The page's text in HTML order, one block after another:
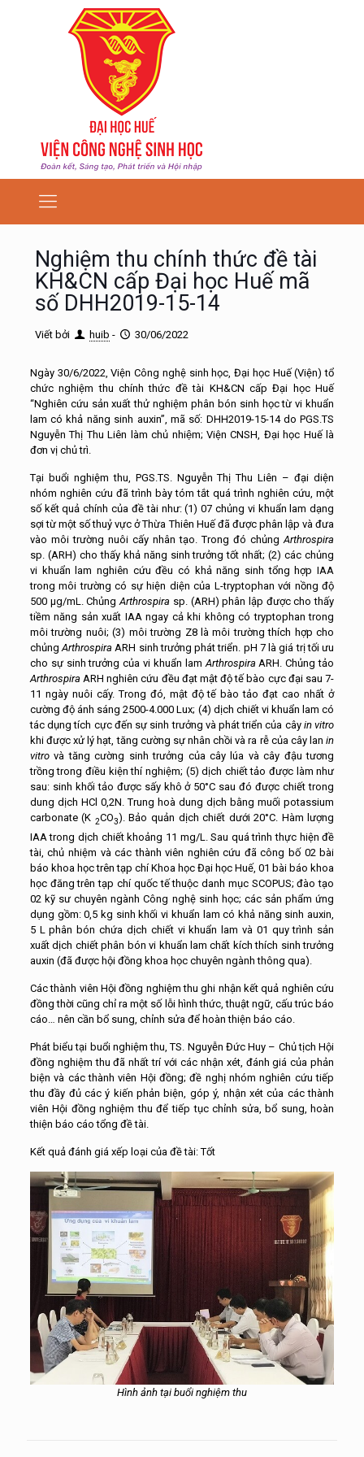
Nghiệm thu chính thức đề tài
KH&CN cấp Đại học Huế mã
số DHH2019-15-14
Viết bởi huib - 30/06/2022
Ngày 30/6/2022, Viện Công nghệ sinh học, Đại học Huế (Viện) tổ
chức nghiệm thu chính thức đề tài KH&CN cấp Đại học Huế
“Nghiên cứu sản xuất thử nghiệm phân bón sinh học từ vi khuẩn
lam có khả năng sinh auxin”, mã số: DHH2019-15-14 do PGS.TS
Nguyễn Thị Thu Liên làm chủ nhiệm; Viện CNSH, Đại học Huế là
đơn vị chủ trì.
Tại buổi nghiệm thu, PGS.TS. Nguyễn Thị Thu Liên – đại diện
nhóm nghiên cứu đã trình bày tóm tắt quá trình nghiên cứu, một
số kết quả chính của đề tài như: (1) 07 chủng vi khuẩn lam dạng
sợi từ một số thuỷ vực ở Thừa Thiên Huế đã được phân lập và đưa
vào môi trường nuôi cấy nhân tạo. Trong đó chủngArthrospira
sp. (ARH) cho thấy khả năng sinh trưởng tốt nhất; (2) các chủng
vi khuẩn lam nghiên cứu đều có khả năng sinh tổng hợp IAA
trong môi trường có sự hiện diện của L-tryptophan với nồng độ
500 µg/mL. ChủngArthrospira sp. (ARH) phân lập được cho thấy
tiềm năng sản xuất IAA ngay cả khi không có tryptophan trong
môi trường nuôi; (3) môi trường Z8 là môi trường thích hợp cho
chủngArthrospira ARH sinh trưởng phát triển. pH 7 là giá trị tối ưu
cho sự sinh trưởng của vi khuẩn lamArthrospira ARH. Chủng tảo
Arthrospira ARH nghiên cứu đều đạt mật độ tế bào cực đại sau 7-
11 ngày nuôi cấy. Trong đó, mật độ tế bào tảo đạt cao nhất ở
cường độ ánh sáng 2500-4.000 Lux; (4) dịch chiết vi khuẩn lam có
tác dụng tích cực đến sự sinh trưởng và phát triển của cây in vitro
khi được xử lý hạt, tăng cường sự nhân chồi và ra rễ của cây lanin
vitrovà tăng cường sinh trưởng của cây lúa và cây đậu tương
trồng trong điều kiện thí nghiệm; (5) dịch chiết tảo được làm như
sau: sinh khối tảo được sấy khô ở 50°C sau đó được chiết trong
dung dịch HCl 0,2N. Trung hoà dung dịch bằng muối potassium
carbonate (K­ ­­ 2CO3). Bảo quản dịch chiết dưới 20°C. Hàm lượng
IAA trong dịch chiết khoảng 11 mg/L. Sau quá trình thực hiện đề
tài, chủ nhiệm và các thành viên nghiên cứu đã công bố 02 bài
báo khoa học trên tạp chí Khoa học Đại học Huế, 01 bài báo khoa
học đăng trên tạp chí quốc tế thuộc danh mục SCOPUS; đào tạo
02 kỹ sư chuyên ngành Công nghệ sinh học; các sản phẩm ứng
dụng gồm: 0,5 kg sinh khối vi khuẩn lam có khả năng sinh auxin,
5 L phân bón chứa dịch chiết vi khuẩn lam và 01 quy trình sản
xuất dịch chiết phân bón vi khuẩn lam chất kích thích sinh trưởng
auxin (đã được hội đồng khoa học chuyên ngành thông qua).
Các thành viên Hội đồng nghiệm thu ghi nhận kết quả nghiên cứu
đồng thời cũng chỉ ra một số lỗi hình thức, thuật ngữ, cấu trúc báo
cáo… nên cần bổ sung, chỉnh sửa để hoàn thiện báo cáo.
Phát biểu tại buổi nghiệm thu, TS. Nguyễn Đức Huy – Chủ tịch Hội
đồng nghiệm thu đã nhất trí với các nhận xét, đánh giá của phản
biện và các thành viên Hội đồng; đề nghị nhóm nghiên cứu tiếp
thu đầy đủ các ý kiến phản biện, góp ý, nhận xét của các thành
viên Hội đồng nghiệm thu để tiếp tục chỉnh sửa, bổ sung, hoàn
thiện báo cáo tổng đề tài.
Kết quả đánh giá xếp loại của đề tài: Tốt
Hình ảnh tại buổi nghiệm thu